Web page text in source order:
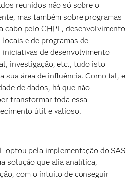
reunidos não só sobre o
mas também sobre programas
cabo pelo CHPL, desenvolvimento
e de programas de
iniciativas de desenvolvimento
investigação, etc., tudo isto
sua área de influência. Como tal, e
de dados, há que não
transformar toda essa
útil e valioso.
optou pela implementação do SAS
solução que alia analítica,
com o intuito de conseguir